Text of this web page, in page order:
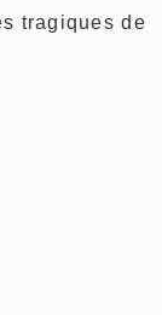
tragiques de